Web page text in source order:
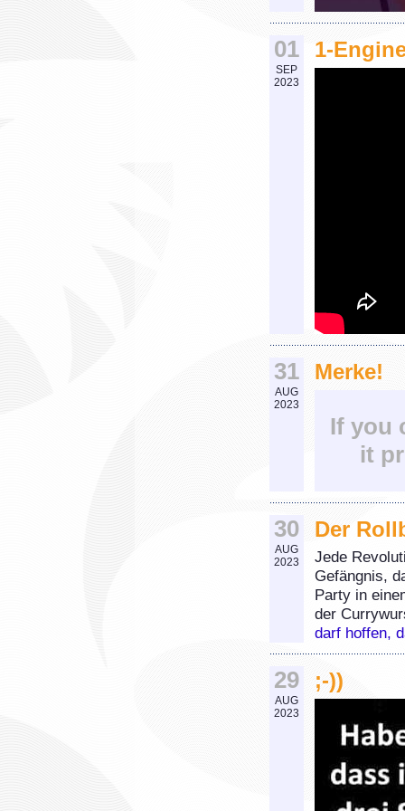
01
SEP
2023
1-
31
AUG
2023
Merke!
If you
it
30
AUG
2023
Der
Jede
Gefängnis,
Party in
der
darf hoffen,
29
AUG
2023
;-))